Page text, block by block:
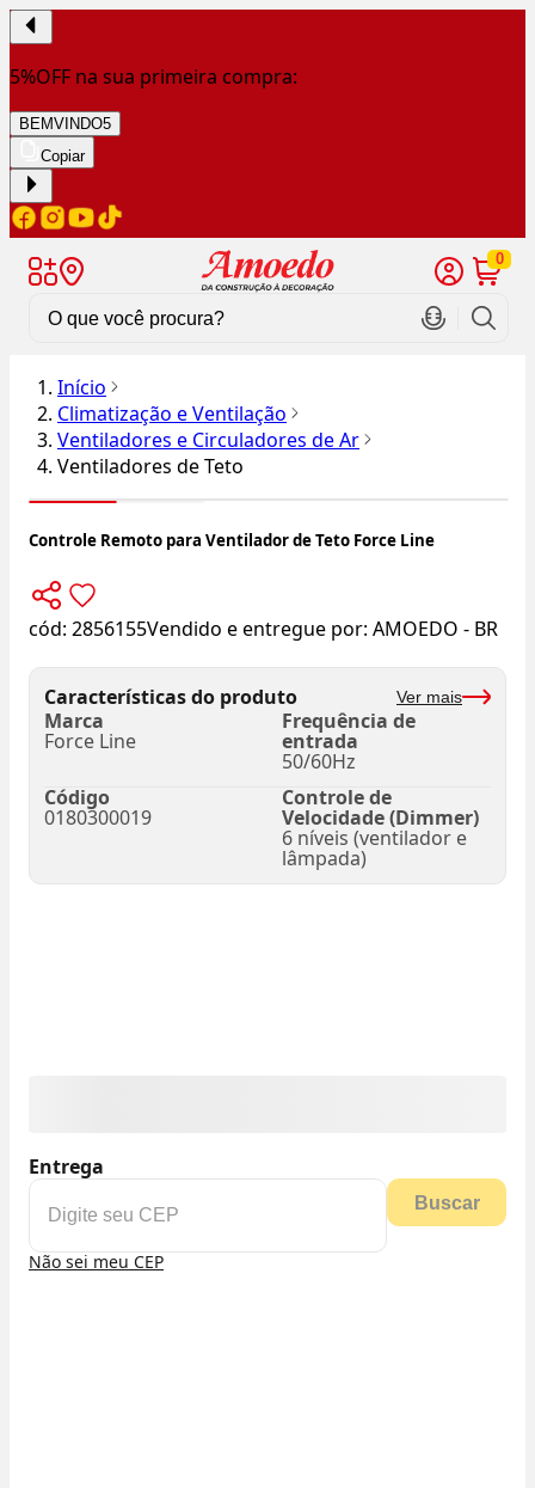
5%OFF na sua primeira compra:
BEMVINDO5
Copiar
0
Início
Climatização e Ventilação
Ventiladores e Circuladores de Ar
Ventiladores de Teto
Controle Remoto para Ventilador de Teto Force Line
cód: 2856155Vendido e entregue por: AMOEDO - BR
Características do produto Ver mais
Marca
Force Line
Frequência de
entrada
50/60Hz
Código
0180300019
Controle de
Velocidade (Dimmer)
6 níveis (ventilador e
lâmpada)
Entrega
Buscar
Não sei meu CEP